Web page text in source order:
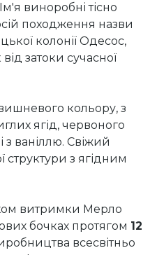
виноробні тісно
походження назви
колонії Одесос,
затоки сучасної
кольору, з
ягід, червоного
з ваніллю. Свіжий
з ягідним
витримки Мерло
бочках протягом 12
всесвітньо